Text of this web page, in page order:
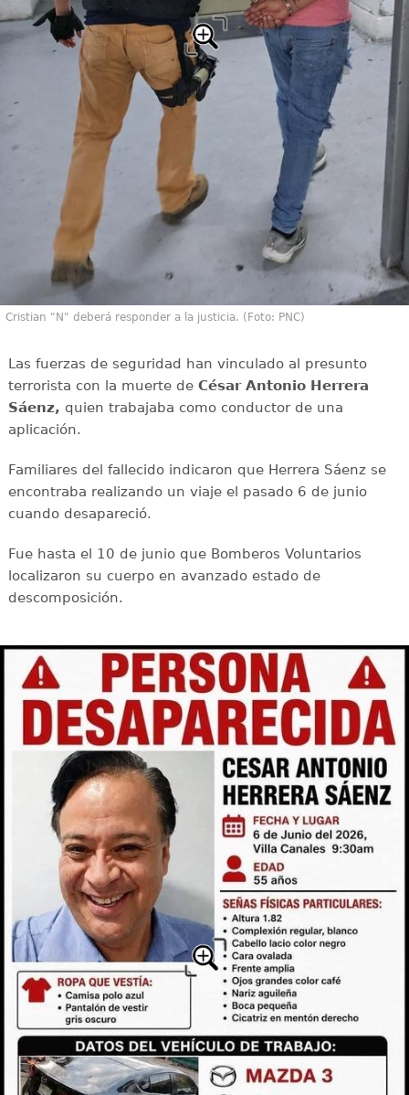
Cristian "N" deberá responder a la justicia. (Foto: PNC)
Las fuerzas de seguridad han vinculado al presunto
terrorista con la muerte de César Antonio Herrera
Sáenz, quien trabajaba como conductor de una
aplicación.
Familiares del fallecido indicaron que Herrera Sáenz se
encontraba realizando un viaje el pasado 6 de junio
cuando desapareció.
Fue hasta el 10 de junio que Bomberos Voluntarios
localizaron su cuerpo en avanzado estado de
descomposición.